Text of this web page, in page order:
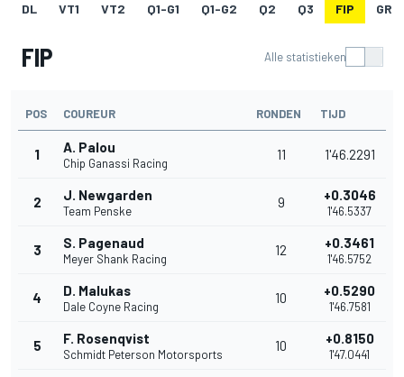
DL VT1 VT2 Q1-G1 Q1-G2 Q2 Q3 FIP GRID
FIP Alle statistieken
POS COUREUR RONDEN TIJD
1 A. Palou
Chip Ganassi Racing
11 1'46.2291
2 J. Newgarden
Team Penske
9 +0.3046
1'46.5337
3 S. Pagenaud
Meyer Shank Racing
12 +0.3461
1'46.5752
4 D. Malukas
Dale Coyne Racing
10 +0.5290
1'46.7581
5 F. Rosenqvist
Schmidt Peterson Motorsports
10 +0.8150
1'47.0441